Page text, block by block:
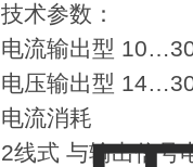
技术参数：
电流输出型
电压输出型
电流消耗
2线式 与输出信